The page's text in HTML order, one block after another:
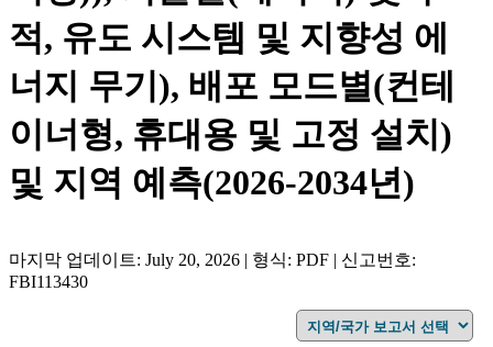
적, 유도 시스템 및 지향성 에
너지 무기), 배포 모드별(컨테
이너형, 휴대용 및 고정 설치)
및 지역 예측(2026-2034년)
마지막 업데이트: July 20, 2026 | 형식: PDF | 신고번호:
FBI113430